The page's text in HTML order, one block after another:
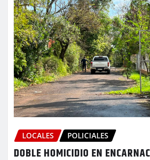
LOCALES POLICIALES
DOBLE HOMICIDIO EN